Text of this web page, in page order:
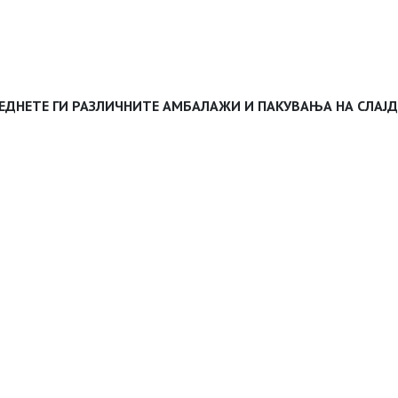
ГИ РАЗЛИЧНИТЕ АМБАЛАЖИ И ПАКУВАЊА НА